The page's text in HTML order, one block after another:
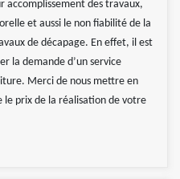
accomplissement des travaux,
et aussi le non fiabilité de la
de décapage. En effet, il est
la demande d’un service
Merci de nous mettre en
le prix de la réalisation de votre